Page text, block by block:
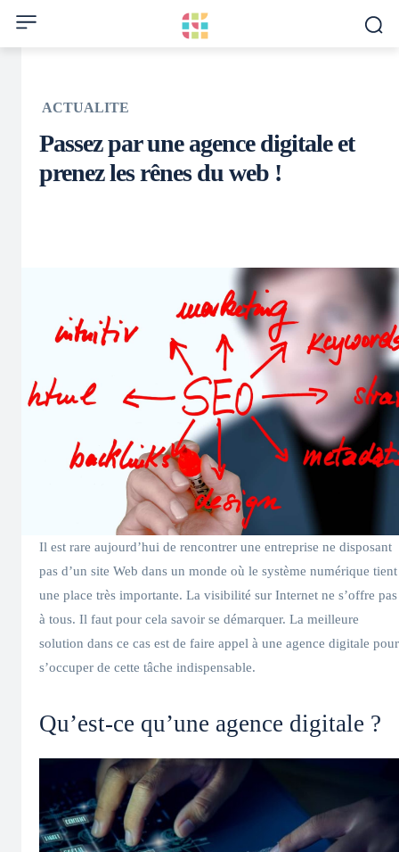
ACTUALITE
Passez par une agence digitale et
prenez les rênes du web !
Il est rare aujourd’hui de rencontrer une entreprise ne disposant
pas d’un site Web dans un monde où le système numérique tient
une place très importante. La visibilité sur Internet ne s’offre pas
à tous. Il faut pour cela savoir se démarquer. La meilleure
solution dans ce cas est de faire appel à une agence digitale pour
s’occuper de cette tâche indispensable.
Qu’est-ce qu’une agence digitale ?